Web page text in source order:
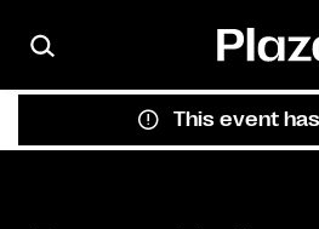
This event